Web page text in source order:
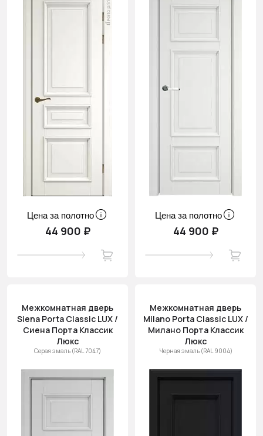
Цена за полотно
44 900 ₽
Цена за полотно
44 900 ₽
Межкомнатная дверь
Siena Porta Classic LUX /
Сиена Порта Классик
Люкс
Серая эмаль (RAL 7047)
Межкомнатная дверь
Milano Porta Classic LUX /
Милано Порта Классик
Люкс
Черная эмаль (RAL 9004)